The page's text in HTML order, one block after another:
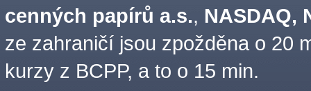
cenných papírů a.s., NASDAQ,
ze zahraničí jsou zpožděna o 20
kurzy z BCPP, a to o 15 min.